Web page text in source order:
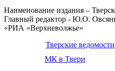
Наименование издания –
Главный редактор - Ю.О.
«РИА «Верхневолжье»
Тверские ведомости
МК в Твери